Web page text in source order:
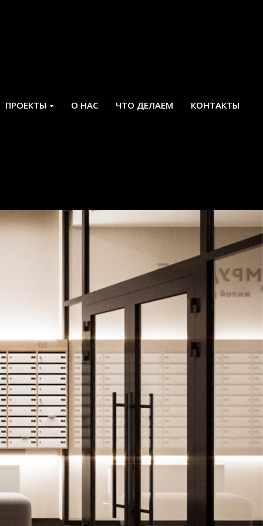
ПРОЕКТЫ О НАС ЧТО ДЕЛАЕМ КОНТАКТЫ